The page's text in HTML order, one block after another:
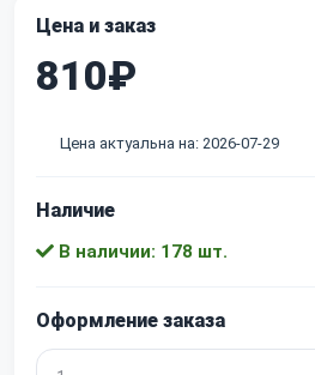
Цена и заказ
810₽
Цена актуальна на: 2026-07-29
Наличие
В наличии: 178 шт.
Оформление заказа